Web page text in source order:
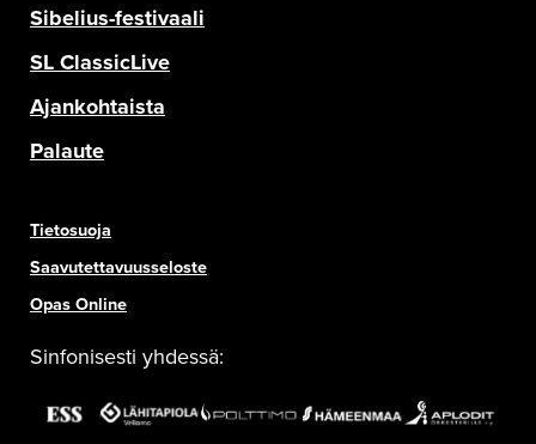
Sibelius-festivaali
SL ClassicLive
Ajankohtaista
Palaute
Tietosuoja
Saavutettavuusseloste
Opas Online
Sinfonisesti yhdessä: